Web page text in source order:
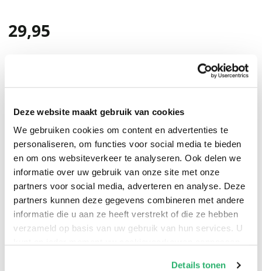
Deze website maakt gebruik van cookies
We gebruiken cookies om content en advertenties te
personaliseren, om functies voor social media te bieden
en om ons websiteverkeer te analyseren. Ook delen we
informatie over uw gebruik van onze site met onze
partners voor social media, adverteren en analyse. Deze
partners kunnen deze gegevens combineren met andere
informatie die u aan ze heeft verstrekt of die ze hebben
verzameld op basis van uw gebruik van hun services. U
Details tonen
29,95
Probably the most famous book ever written on
making money in real estate. William Nickerson and his
book HOW I TURNED $1,000 INTO ONE MILLION IN REAL
ESTATE IN MY SPARE TIME has probably created more
millionaires than any other book in investing history. It